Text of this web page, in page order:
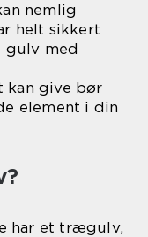
nemlig
helt sikkert
gulv med
give bør
element i din
har et trægulv,